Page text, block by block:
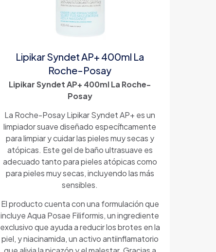
Lipikar Syndet AP+ 400ml La
Roche-Posay
Lipikar Syndet AP+ 400ml La Roche-
Posay
La Roche-Posay Lipikar Syndet AP+ es un
limpiador suave diseñado específicamente
para limpiar y cuidar las pieles muy secas y
atópicas. Este gel de baño ultrasuave es
adecuado tanto para pieles atópicas como
para pieles muy secas, incluyendo las más
sensibles.
El producto cuenta con una formulación que
incluye Aqua Posae Filiformis, un ingrediente
exclusivo que ayuda a reducir los brotes en la
piel, y niacinamida, un activo antiinflamatorio